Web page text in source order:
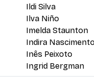
Ildi Silva
Ilva Niño
Imelda Staunton
Indira
Inês Peixoto
Ingrid Bergman